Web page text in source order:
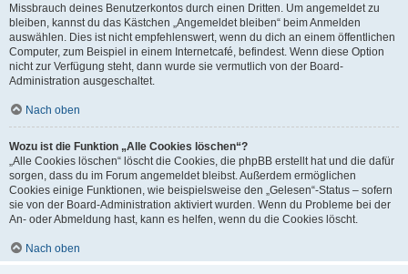
Missbrauch deines Benutzerkontos durch einen Dritten. Um angemeldet zu
bleiben, kannst du das Kästchen „Angemeldet bleiben“ beim Anmelden
auswählen. Dies ist nicht empfehlenswert, wenn du dich an einem öffentlichen
Computer, zum Beispiel in einem Internetcafé, befindest. Wenn diese Option
nicht zur Verfügung steht, dann wurde sie vermutlich von der Board-
Administration ausgeschaltet.
Nach oben
Wozu ist die Funktion „Alle Cookies löschen“?
„Alle Cookies löschen“ löscht die Cookies, die phpBB erstellt hat und die dafür
sorgen, dass du im Forum angemeldet bleibst. Außerdem ermöglichen
Cookies einige Funktionen, wie beispielsweise den „Gelesen“-Status – sofern
sie von der Board-Administration aktiviert wurden. Wenn du Probleme bei der
An- oder Abmeldung hast, kann es helfen, wenn du die Cookies löscht.
Nach oben